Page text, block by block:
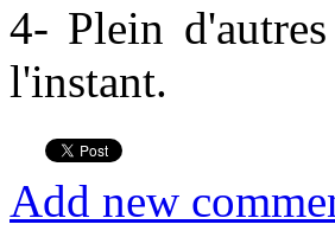
4- Plein
l'instant.
Add new